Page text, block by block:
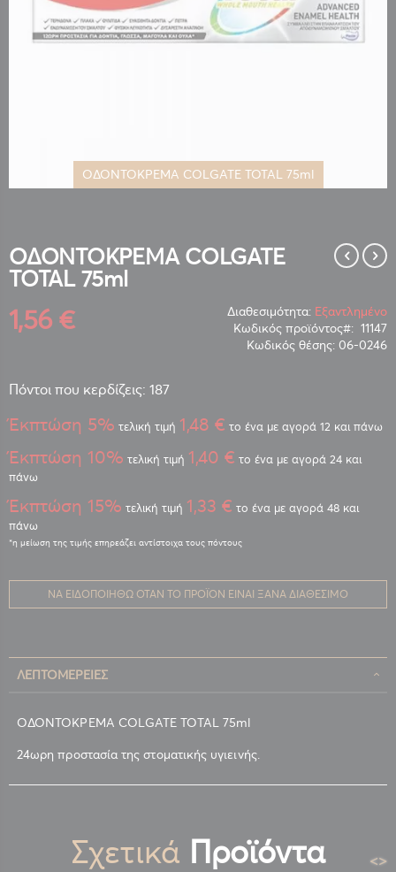
ΟΔΟΝΤΟΚΡΕΜΑ COLGATE TOTAL 75ml
της
συλλογής
εικόνων
ΟΔΟΝΤΟΚΡΕΜΑ COLGATE
TOTAL 75ml
1,56 € Διαθεσιμότητα: Εξαντλημένο
Κωδικός προϊόντος
11147
Κωδικός θέσης: 06-0246
Πόντοι που κερδίζεις: 187
Έκπτώση 5% τελική τιμή 1,48 € το ένα με αγορά 12 και πάνω
Έκπτώση 10% τελική τιμή 1,40 € το ένα με αγορά 24 και
πάνω
Έκπτώση 15% τελική τιμή 1,33 € το ένα με αγορά 48 και
πάνω
ΝΑ ΕΙΔΟΠΟΙΗΘΏ ΌΤΑΝ ΤΟ ΠΡΟΪΌΝ ΕΊΝΑΙ ΞΑΝΆ ΔΙΑΘΈΣΙΜΟ
ΛΕΠΤΟΜΈΡΕΙΕΣ
ΟΔΟΝΤΟΚΡΕΜΑ COLGATE TOTAL 75ml
24ωρη προστασία της στοματικής υγιεινής.
Σχετικά Προϊόντα <>